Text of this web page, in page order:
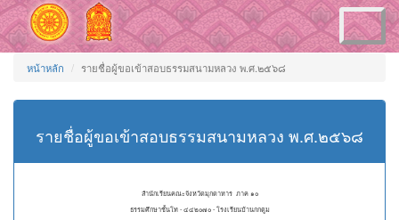
Toggle
navigation
หน้าหลัก รายชื่อผู้ขอเข้าสอบธรรมสนามหลวง พ.ศ.๒๕๖๘
รายชื่อผู้ขอเข้าสอบธรรมสนามหลวง พ.ศ.๒๕๖๘
สำนักเรียนคณะจังหวัดมุกดาหาร ภาค ๑๐
ธรรมศึกษาชั้นโท - ๔๔๒๐๗๐ - โรงเรียนบ้านกกตูม